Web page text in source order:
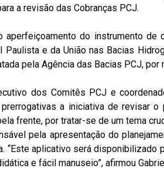
a revisão das Cobranças PCJ.
do instrumento
e da União nas Bacias
pela Agência das Bacias PCJ,
dos Comitês PCJ e
a iniciativa de revisar o
frente, por tratar-se de um tema
pela apresentação do
“Este aplicativo será
e fácil manuseio”, afirmou